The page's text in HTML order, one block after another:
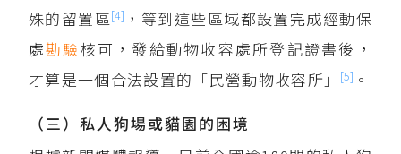
殊的留置區[4] ，等到這些區域都設置完成經動保
處勘驗核可，發給動物收容處所登記證書後，
才算是一個合法設置的「民營動物收容所」
[5] 。
（三）私人狗場或貓園的困境